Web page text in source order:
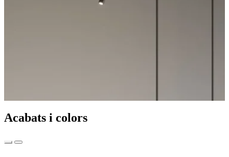
Acabats i colors